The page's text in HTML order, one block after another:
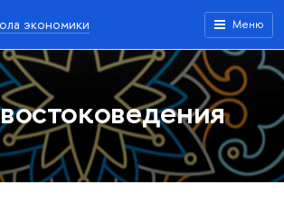
экономики Меню